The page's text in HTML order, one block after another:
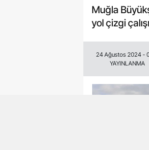
Muğla
yol çizgi
24 Ağustos 2024 -
YAYINLANMA